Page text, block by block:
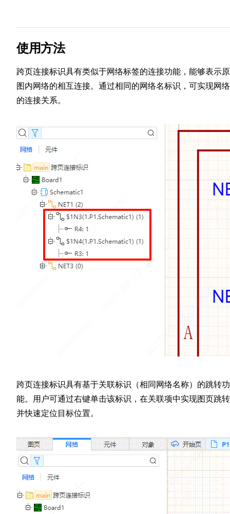
使用方法
跨页连接标识具有类似于网络标签的连接功能，能够表示
图内网络的相互连接。通过相同的网络名标识，可实现网
的连接关系。
跨页连接标识具有基于关联标识（相同网络名称）的跳转功
能。用户可通过右键单击该标识，在关联项中实现图页跳
并快速定位目标位置。